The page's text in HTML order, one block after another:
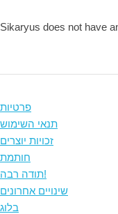
Sikaryus does not have
פרטיות
תנאי השימוש
זכויות יוצרים
חותמת
תודה רבה!
שינויים אחרונים
בלוג